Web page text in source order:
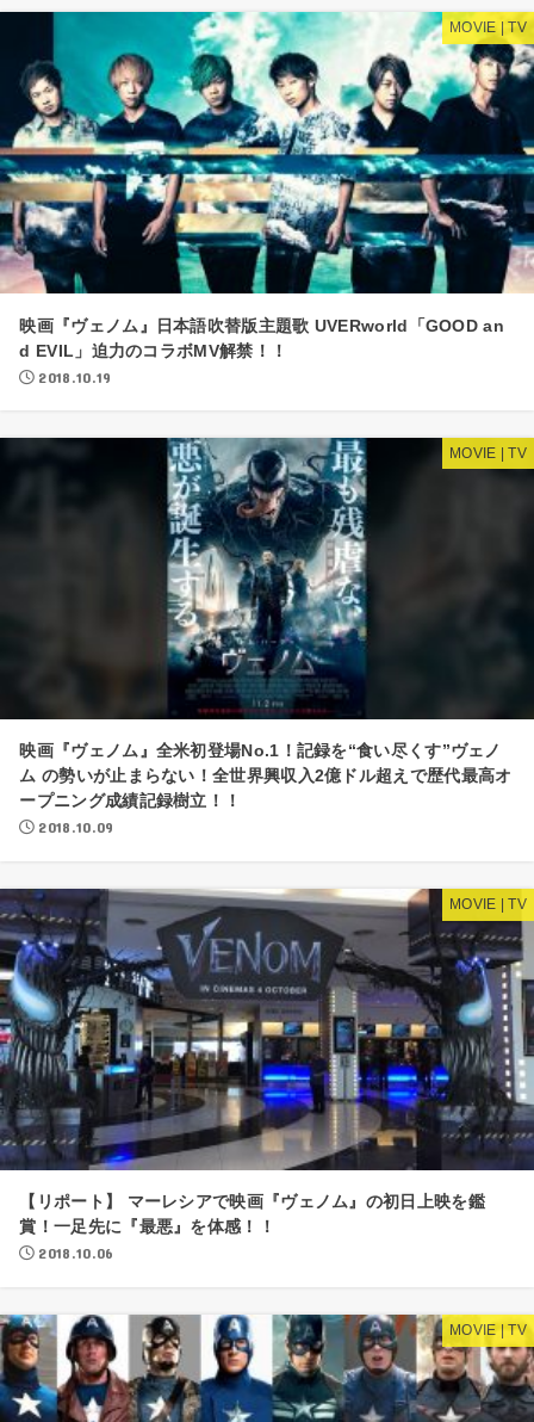
MOVIE | TV
映画『ヴェノム』日本語吹替版主題歌 UVERworld「GOOD an
d EVIL」迫力のコラボMV解禁！！
2018.10.19
MOVIE | TV
映画『ヴェノム』全米初登場No.1！記録を“食い尽くす”ヴェノ
ム の勢いが止まらない！全世界興収入2億ドル超えで歴代最高オ
ープニング成績記録樹立！！
2018.10.09
MOVIE | TV
【リポート】 マーレシアで映画『ヴェノム』の初日上映を鑑
賞！一足先に『最悪』を体感！！
2018.10.06
MOVIE | TV